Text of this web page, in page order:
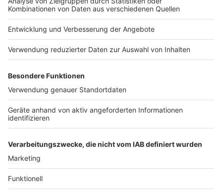
Impressum
ANTENNE BAYERN
ANTENNE BAYERN GROUP
hilft
Grounding Page CHILLOUT
ANTENNE
Kontakt
Studio-Hotline